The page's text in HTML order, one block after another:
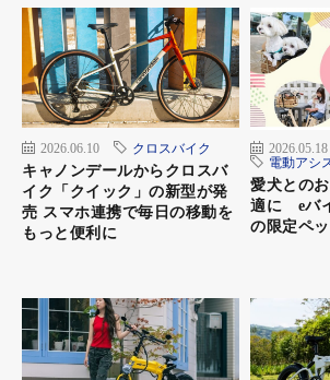
2026.06.10 クロスバイク
キャノンデールからクロスバ
イク「クイック」の新型が発
売 スマホ連携で毎日の移動を
もっと便利に
2026.05.18
電動アシ
愛犬との
適に eバ
の限定ペ